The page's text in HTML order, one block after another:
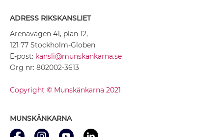
ADRESS RIKSKANSLIET
Arenavägen 41, plan 12,
121 77 Stockholm-Globen
E-post: kansli@munskankarna.se
Org nr: 802002-3613
Copyright © Munskänkarna 2021
MUNSKÄNKARNA